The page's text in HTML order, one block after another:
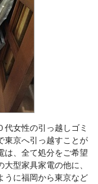
女性の引っ越しゴミ
東京へ引っ越すことが
は、全て処分をご希望
型家具家電の他に、
うに福岡から東京など